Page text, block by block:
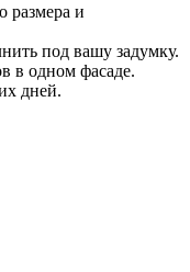
размера и
под вашу задумку.
в одном фасаде.
дней.